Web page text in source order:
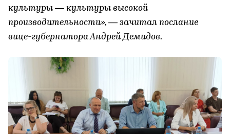
культуры — культуры высокой
производительности», — зачитал послание
вице-губернатора Андрей Демидов.